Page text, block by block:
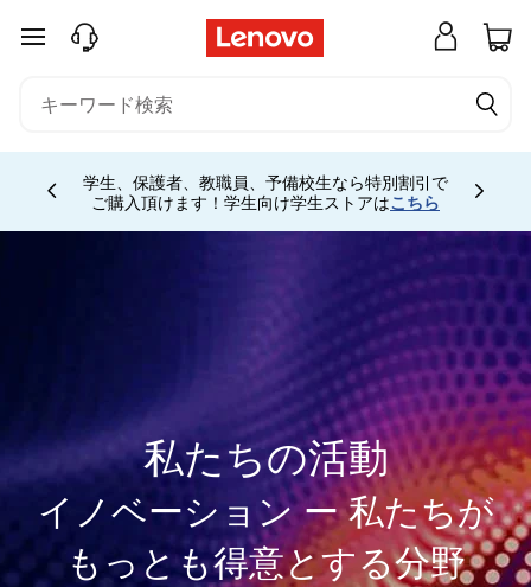
W
W
メインコンテンツにスキップする
学生、保護者、教職員、予備校生なら特別割引で
ご購入頂けます！学生向け学生ストアはこちら
Currently displaying item 4 of
私たちの活動
イノベーション ー 私たちが
もっとも得意とする分野